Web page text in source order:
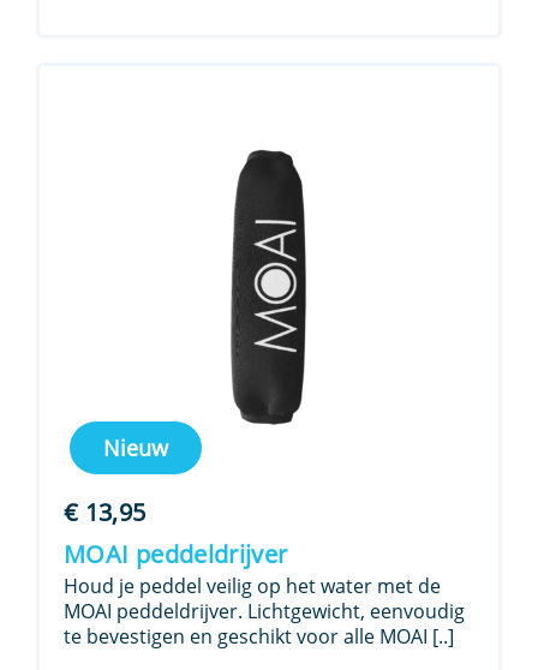
Nieuw
€13,95
MOAI peddeldrijver
Houd je peddel veilig op het water met de
MOAI peddeldrijver. Lichtgewicht, eenvoudig
te bevestigen en geschikt voor alle MOAI [..]